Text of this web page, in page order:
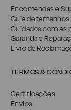
Encomendas e
Guia de tamanhos
Cuidados com as
Garantia e
Livro de
TERMOS &
Certificações
Envios